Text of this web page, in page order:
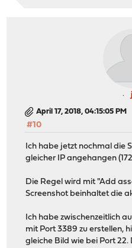
April 17, 2018, 04:15:05 PM
#10
Ich habe jetzt nochmal die
gleicher IP angehangen
Die Regel wird mit "Add
Screenshot beinhaltet die
Ich habe zwischenzeitlich
mit Port 3389 zu erstellen,
gleiche Bild wie bei Port